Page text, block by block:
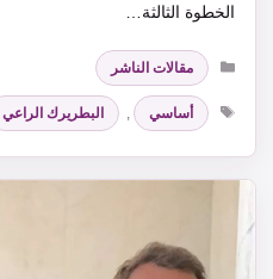
الخطوة الثالثة…
التصنيفات
مقالات الناشر
الوسوم
أساسي , البطريرك الراعي